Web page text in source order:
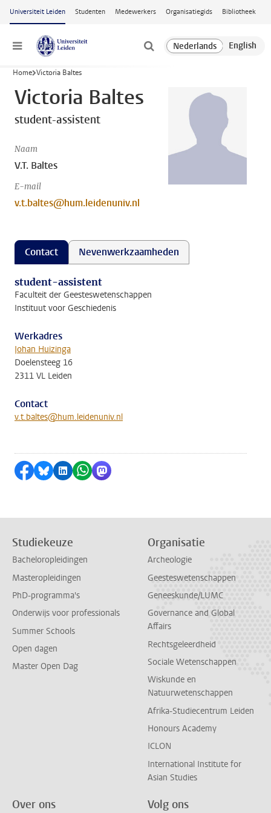
Ga naar hoofdinhoud
Universiteit Leiden Studenten Medewerkers Organisatiegids Bibliotheek
Menu
Home Victoria Baltes
Victoria Baltes
student-assistent
Naam
V.T. Baltes
E-mail
v.t.baltes@hum.leidenuniv.nl
Contact Nevenwerkzaamheden
student-assistent
Faculteit der Geesteswetenschappen
Instituut voor Geschiedenis
Werkadres
Johan Huizinga
Doelensteeg 16
2311 VL Leiden
Contact
v.t.baltes@hum.leidenuniv.nl
Delen op Facebook
Delen via Bluesky
Delen op LinkedIn
Delen via WhatsApp
Delen via Mastodon
Studiekeuze
Bacheloropleidingen
Masteropleidingen
PhD-programma's
Onderwijs voor professionals
Summer Schools
Open dagen
Master Open Dag
Organisatie
Archeologie
Geesteswetenschappen
Geneeskunde/LUMC
Governance and Global
Affairs
Rechtsgeleerdheid
Sociale Wetenschappen
Wiskunde en
Natuurwetenschappen
Afrika-Studiecentrum Leiden
Honours Academy
ICLON
International Institute for
Asian Studies
Over ons Volg ons